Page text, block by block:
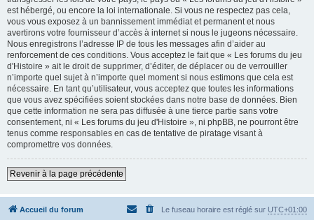
est hébergé, ou encore la loi internationale. Si vous ne respectez pas cela,
vous vous exposez à un bannissement immédiat et permanent et nous
avertirons votre fournisseur d’accès à internet si nous le jugeons nécessaire.
Nous enregistrons l’adresse IP de tous les messages afin d’aider au
renforcement de ces conditions. Vous acceptez le fait que « Les forums du jeu
d'Histoire » ait le droit de supprimer, d’éditer, de déplacer ou de verrouiller
n’importe quel sujet à n’importe quel moment si nous estimons que cela est
nécessaire. En tant qu’utilisateur, vous acceptez que toutes les informations
que vous avez spécifiées soient stockées dans notre base de données. Bien
que cette information ne sera pas diffusée à une tierce partie sans votre
consentement, ni « Les forums du jeu d'Histoire », ni phpBB, ne pourront être
tenus comme responsables en cas de tentative de piratage visant à
compromettre vos données.
Revenir à la page précédente
Accueil du forum Le fuseau horaire est réglé sur UTC+01:00